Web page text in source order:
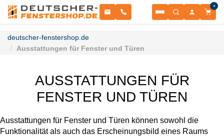
0
Fenster
Kunststofffenster
NACH MATERIAL
Kunststoffbalkontüren
Terrassentüren
Haustüren
NACH MATERIAL
Sonnenschutz
deutscher-fenstershop.de
Ausstattungen für Fenster und Türen
AUSSTATTUNGEN FÜR
FENSTER UND TÜREN
Ausstattungen für Fenster und Türen können sowohl die
Funktionalität als auch das Erscheinungsbild eines Raums